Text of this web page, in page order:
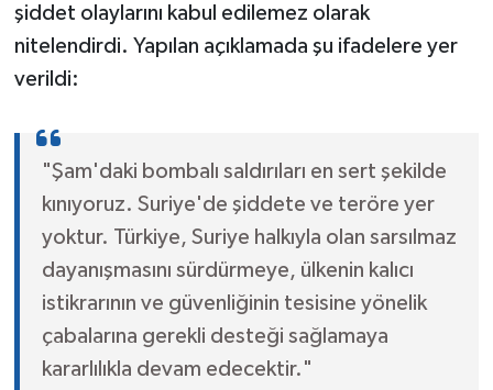
şiddet olaylarını kabul edilemez olarak
nitelendirdi. Yapılan açıklamada şu ifadelere yer
verildi:
"Şam'daki bombalı saldırıları en sert şekilde
kınıyoruz. Suriye'de şiddete ve teröre yer
yoktur. Türkiye, Suriye halkıyla olan sarsılmaz
dayanışmasını sürdürmeye, ülkenin kalıcı
istikrarının ve güvenliğinin tesisine yönelik
çabalarına gerekli desteği sağlamaya
kararlılıkla devam edecektir."